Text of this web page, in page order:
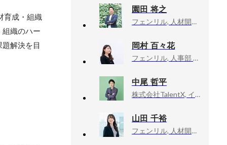
育成・組織
織のハー
解決を目
園田 将之
フェンリル, 人材開発部 課長
岡村 百々花
フェンリル, 人事部 採用担当
中尾 哲平
株式会社TalentX, イノベーション本部 新規事業開発室 チーフ
山田 千裕
フェンリル, 人材開発部